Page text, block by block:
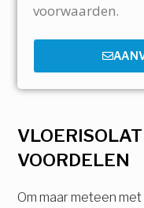
VOORDELEN
Om maar meteen
voorwaarden.